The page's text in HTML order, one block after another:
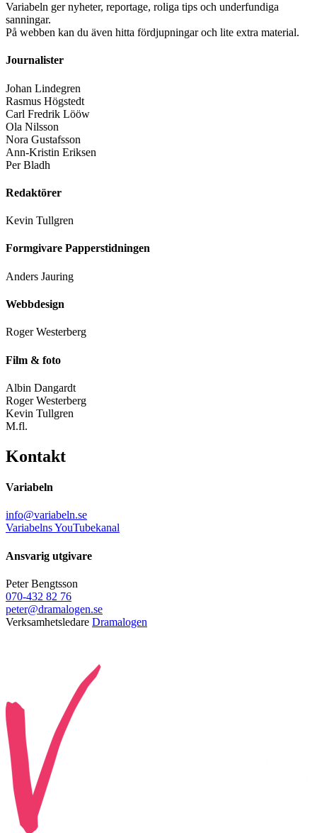
Variabeln ger nyheter, reportage, roliga tips och underfundiga
sanningar.
På webben kan du även hitta fördjupningar och lite extra material.
Journalister
Johan Lindegren
Rasmus Högstedt
Carl Fredrik Lööw
Ola Nilsson
Nora Gustafsson
Ann-Kristin Eriksen
Per Bladh
Redaktörer
Kevin Tullgren
Formgivare Papperstidningen
Anders Jauring
Webbdesign
Roger Westerberg
Film & foto
Albin Dangardt
Roger Westerberg
Kevin Tullgren
M.fl.
Kontakt
Variabeln
info@variabeln.se
Variabelns YouTubekanal
Ansvarig utgivare
Peter Bengtsson
070-432 82 76
peter@dramalogen.se
Verksamhetsledare Dramalogen